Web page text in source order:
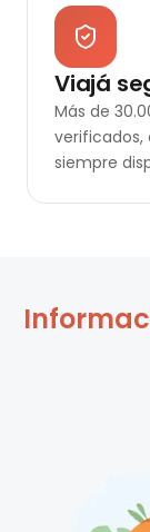
Viajá
Más de
verificados,
siempre